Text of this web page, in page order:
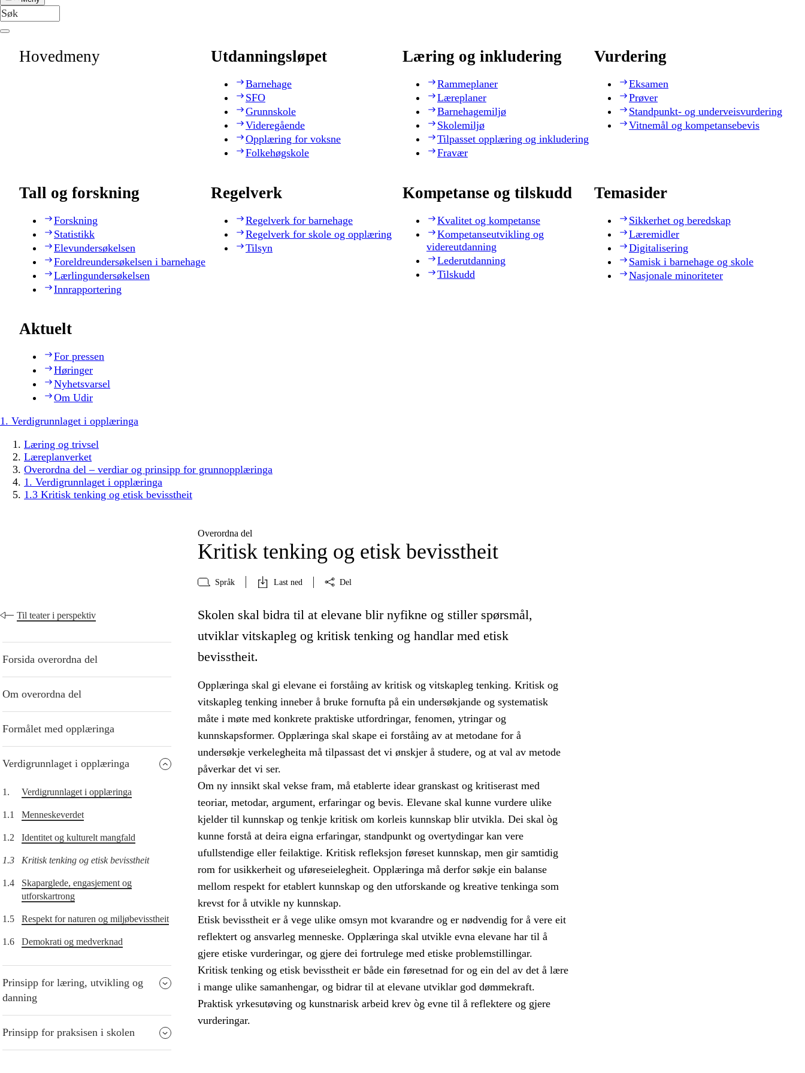
Hovedmeny Utdanningsløpet
Barnehage
SFO
Grunnskole
Videregående
Opplæring for voksne
Folkehøgskole
Læring og inkludering
Rammeplaner
Læreplaner
Barnehagemiljø
Skolemiljø
Tilpasset opplæring og inkludering
Fravær
Vurdering
Eksamen
Prøver
Standpunkt- og underveisvurdering
Vitnemål og kompetansebevis
Tall og forskning
Forskning
Statistikk
Elevundersøkelsen
Foreldreundersøkelsen i barnehage
Lærlingundersøkelsen
Innrapportering
Regelverk
Regelverk for barnehage
Regelverk for skole og opplæring
Tilsyn
Kompetanse og tilskudd
Kvalitet og kompetanse
Kompetanseutvikling og
videreutdanning
Lederutdanning
Tilskudd
Temasider
Sikkerhet og beredskap
Læremidler
Digitalisering
Samisk i barnehage og skole
Nasjonale minoriteter
Aktuelt
For pressen
Høringer
Nyhetsvarsel
Om Udir
1. Verdigrunnlaget i opplæringa
Læring og trivsel
Læreplanverket
Overordna del – verdiar og prinsipp for grunnopplæringa
1. Verdigrunnlaget i opplæringa
1.3 Kritisk tenking og etisk bevisstheit
Overordna del
Kritisk tenking og etisk bevisstheit
Språk Last ned Del
Til teater i perspektiv
Forsida overordna del
Om overordna del
Formålet med opplæringa
Verdigrunnlaget i opplæringa
1. Verdigrunnlaget i opplæringa
1.1 Menneskeverdet
1.2 Identitet og kulturelt mangfald
1.3 Kritisk tenking og etisk bevisstheit
1.4
Skaparglede, engasjement og
utforskartrong
1.5 Respekt for naturen og miljøbevisstheit
1.6 Demokrati og medverknad
Prinsipp for læring, utvikling og
danning
Prinsipp for praksisen i skolen
Skolen skal bidra til at elevane blir nyfikne og stiller spørsmål,
utviklar vitskapleg og kritisk tenking og handlar med etisk
bevisstheit.
Opplæringa skal gi elevane ei forståing av kritisk og vitskapleg tenking. Kritisk og
vitskapleg tenking inneber å bruke fornufta på ein undersøkjande og systematisk
måte i møte med konkrete praktiske utfordringar, fenomen, ytringar og
kunnskapsformer. Opplæringa skal skape ei forståing av at metodane for å
undersøkje verkelegheita må tilpassast det vi ønskjer å studere, og at val av metode
påverkar det vi ser.
Om ny innsikt skal vekse fram, må etablerte idear granskast og kritiserast med
teoriar, metodar, argument, erfaringar og bevis. Elevane skal kunne vurdere ulike
kjelder til kunnskap og tenkje kritisk om korleis kunnskap blir utvikla. Dei skal òg
kunne forstå at deira eigna erfaringar, standpunkt og overtydingar kan vere
ufullstendige eller feilaktige. Kritisk refleksjon føreset kunnskap, men gir samtidig
rom for usikkerheit og uføreseielegheit. Opplæringa må derfor søkje ein balanse
mellom respekt for etablert kunnskap og den utforskande og kreative tenkinga som
krevst for å utvikle ny kunnskap.
Etisk bevisstheit er å vege ulike omsyn mot kvarandre og er nødvendig for å vere eit
reflektert og ansvarleg menneske. Opplæringa skal utvikle evna elevane har til å
gjere etiske vurderingar, og gjere dei fortrulege med etiske problemstillingar.
Kritisk tenking og etisk bevisstheit er både ein føresetnad for og ein del av det å lære
i mange ulike samanhengar, og bidrar til at elevane utviklar god dømmekraft.
Praktisk yrkesutøving og kunstnarisk arbeid krev òg evne til å reflektere og gjere
vurderingar.